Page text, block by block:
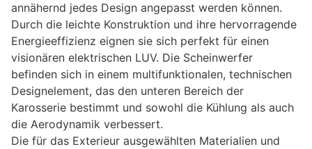
annähernd jedes Design angepasst werden können.
Durch die leichte Konstruktion und ihre hervorragende
Energieeffizienz eignen sie sich perfekt für einen
visionären elektrischen LUV. Die Scheinwerfer
befinden sich in einem multifunktionalen, technischen
Designelement, das den unteren Bereich der
Karosserie bestimmt und sowohl die Kühlung als auch
die Aerodynamik verbessert.
Die für das Exterieur ausgewählten Materialien und